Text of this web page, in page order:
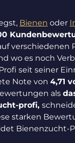
Bienen oder
verschiedenen
wo es noch
seit seiner
Note von 4,71
als
profi,
starken
Bienenzucht-